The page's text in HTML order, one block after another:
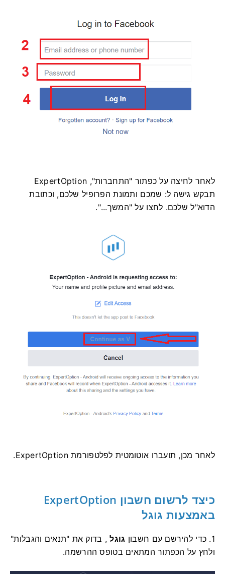
לאחר לחיצה על כפתור "התחברות", ExpertOption
תבקש גישה ל: שמכם ותמונת הפרופיל שלכם, וכתובת
הדוא"ל שלכם. לחצו על "המשך...".
לאחר מכן, תועברו אוטומטית לפלטפורמת ExpertOption.
כיצד לרשום חשבון ExpertOption
באמצעות גוגל
1. כדי להירשם עם חשבון גוגל, בדוק את "תנאים והגבלות"
ולחץ על הכפתור המתאים בטופס ההרשמה.